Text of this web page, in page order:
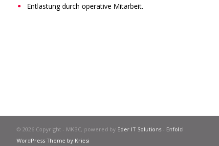
Entlastung durch operative Mitarbeit.
© 2026 Copyright - MKBC, powered by Eder IT Solutions- Enfold
WordPress Theme by Kriesi